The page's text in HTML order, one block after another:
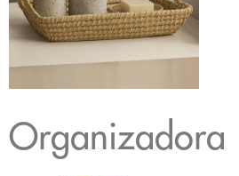
Organizadora